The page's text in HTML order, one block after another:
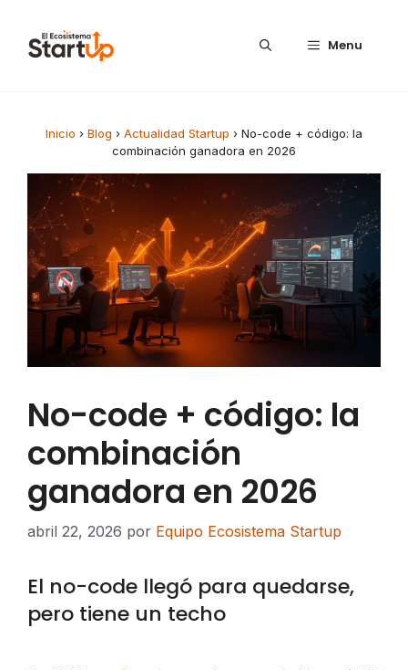
Menu
Inicio › Blog › Actualidad Startup › No-code + código: la
combinación ganadora en 2026
No-code + código: la
combinación
ganadora en 2026
abril 22, 2026 por Equipo Ecosistema Startup
El no-code llegó para quedarse,
pero tiene un techo